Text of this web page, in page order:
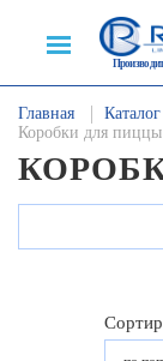
Главная Каталог
Коробки для пиццы